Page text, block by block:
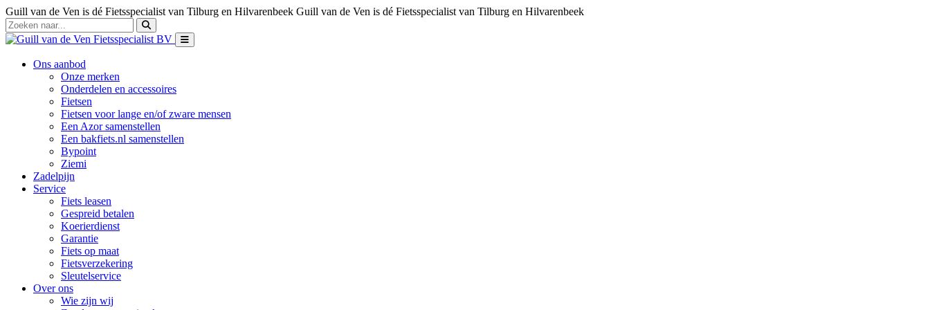
Guill van de Ven is dé Fietsspecialist van Tilburg en Hilvarenbeek Guill van de Ven is dé Fietsspecialist van Tilburg en Hilvarenbeek
Ons aanbod
Onze merken
Onderdelen en accessoires
Fietsen
Fietsen voor lange en/of zware mensen
Een Azor samenstellen
Een bakfiets.nl samenstellen
Bypoint
Ziemi
Zadelpijn
Service
Fiets leasen
Gespreid betalen
Koerierdienst
Garantie
Fiets op maat
Fietsverzekering
Sleutelservice
Over ons
Wie zijn wij